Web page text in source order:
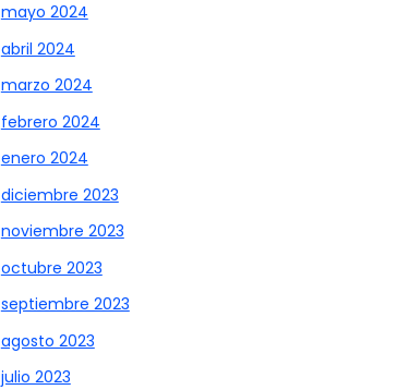
mayo 2024
abril 2024
marzo 2024
febrero 2024
enero 2024
diciembre 2023
noviembre 2023
octubre 2023
septiembre 2023
agosto 2023
julio 2023